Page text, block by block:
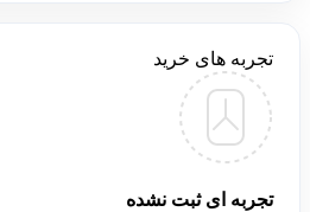
تجربه های خرید
تجربه ای ثبت نشده